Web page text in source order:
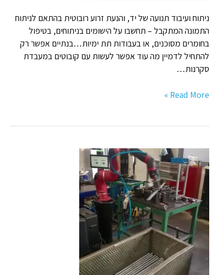
ניתוח ועיבוד תנועה של יד, והנעת זרוע רובוטית בהתאם לניתוח
התמונה המתקבל – תחשבו על הישומים בניתוחים, בטיפול
בחומרים מסוכנים, או בעבודות תת ימיות…בנתיים אפשר רק
להתחיל לדמיין מה עוד אפשר לעשות עם קובוטים במעבדת
סקרנות…
Read More »
להפוך
מכונה
בת
50
שנה
ל"תעשייה
ולהנות
מהחזר
השקעה